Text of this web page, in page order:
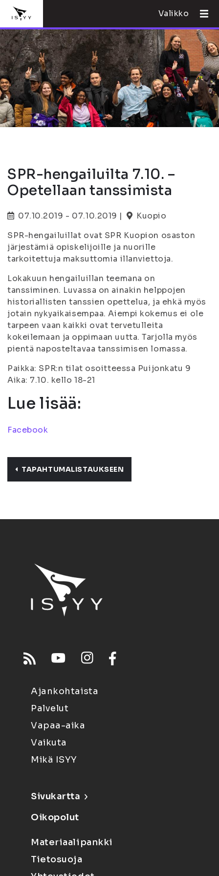
Valikko
SPR-hengailuilta 7.10. –
Opetellaan tanssimista
07.10.2019 - 07.10.2019 |
Kuopio
SPR-hengailuillat ovat SPR Kuopion osaston
järjestämiä opiskelijoille ja nuorille
tarkoitettuja maksuttomia illanviettoja.
Lokakuun hengailuillan teemana on
tanssiminen. Luvassa on ainakin helppojen
historiallisten tanssien opettelua, ja ehkä myös
jotain nykyaikaisempaa. Aiempi kokemus ei ole
tarpeen vaan kaikki ovat tervetulleita
kokeilemaan ja oppimaan uutta. Tarjolla myös
pientä naposteltavaa tanssimisen lomassa.
Paikka: SPR:n tilat osoitteessa Puijonkatu 9
Aika: 7.10. kello 18-21
Lue lisää:
Facebook
TAPAHTUMALISTAUKSEEN
Ajankohtaista
Palvelut
Vapaa-aika
Vaikuta
Mikä ISYY
Sivukartta
Oikopolut
Materiaalipankki
Tietosuoja